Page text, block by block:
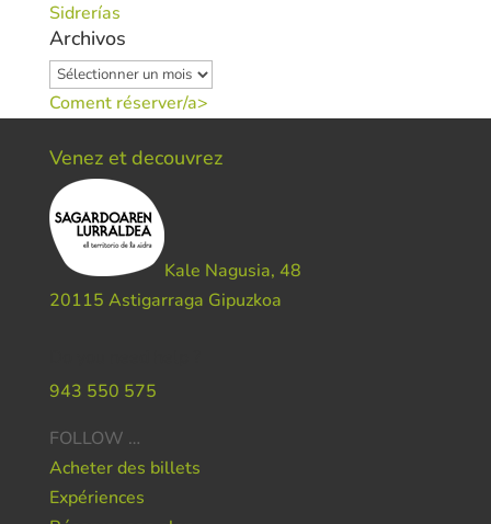
Sidrerías
Archivos
Archivos
Coment réserver/a>
Venez et decouvrez
Kale Nagusia, 48
20115 Astigarraga Gipuzkoa
943 550 575
FOLLOW …
Acheter des billets
Expériences